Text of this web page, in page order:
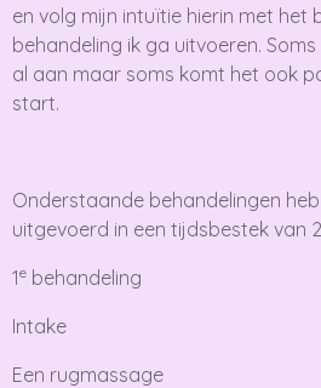
en volg mijn intuïtie hierin met het
behandeling ik ga uitvoeren.
al aan maar soms komt het ook
start.
Onderstaande behandelingen
uitgevoerd in een tijdsbestek van
1e behandeling
Intake
Een rugmassage